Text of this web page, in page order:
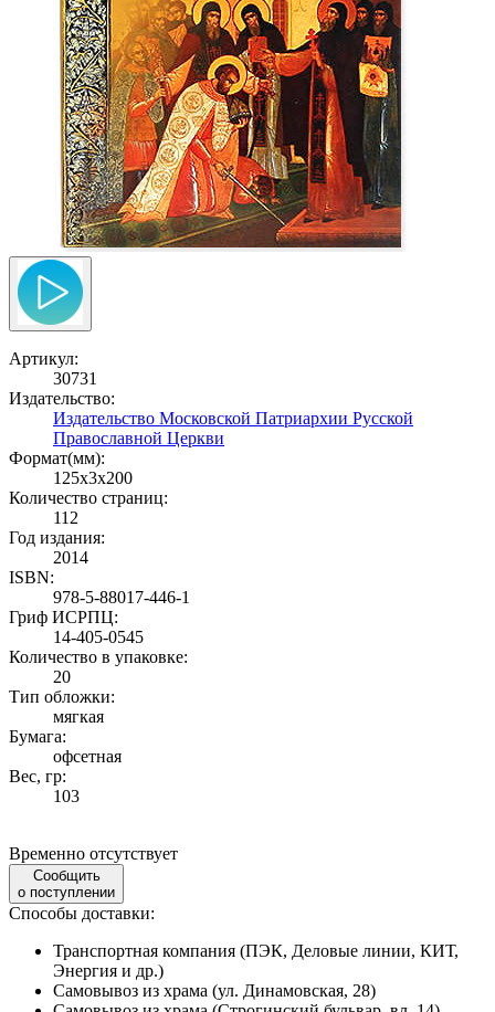
Артикул:
30731
Издательство:
Издательство Московской Патриархии Русской
Православной Церкви
Формат(мм):
125x3x200
Количество страниц:
112
Год издания:
2014
ISBN:
978-5-88017-446-1
Гриф ИСРПЦ:
14-405-0545
Количество в упаковке:
20
Тип обложки:
мягкая
Бумага:
офсетная
Вес, гр:
103
Временно отсутствует
Сообщить
о поступлении
Способы доставки:
Транспортная компания (ПЭК, Деловые линии, КИТ,
Энергия и др.)
Самовывоз из храма (ул. Динамовская, 28)